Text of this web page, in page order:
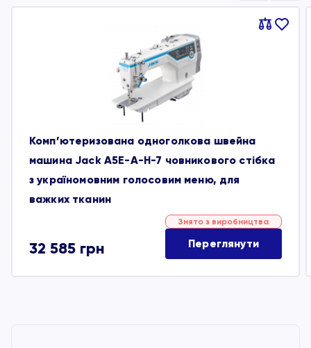
Порівняти
В
Комп’ютеризована одноголкова швейна
машина Jack A5E-A-H-7 човникового стібка
з україномовним голосовим меню, для
важких тканин
32 585 грн
Знято з виробництва
Переглянути